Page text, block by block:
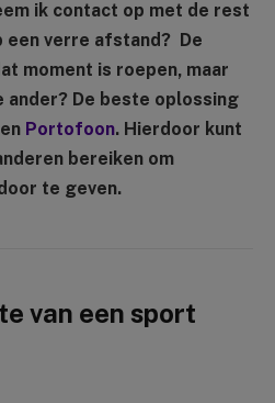
ik contact op met de rest
een verre afstand? De
moment is roepen, maar
De beste oplossing
Portofoon. Hierdoor kunt
bereiken om
te geven.
van een sport